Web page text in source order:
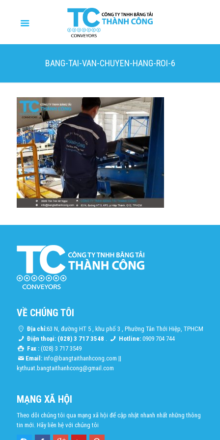
BANG-TAI-VAN-CHUYEN-HANG-ROI-6
VỀ CHÚNG TÔI
Địa chỉ:63 N, đường HT 5 , khu phố 3 , Phường Tân Thới Hiệp, TPHCM
Điện thoại: (028) 3 717 3548 . Hotline: 0909 704 744
Fax :(028) 3 717 3549
Email: info@bangtaithanhcong.com ||
kythuat.bangtaithanhcong@gmail.com
MẠNG XÃ HỘI
Theo dõi chúng tôi qua mạng xã hội để cập nhật nhanh nhất những thông
tin mới. Hãy liên hệ với chúng tôi